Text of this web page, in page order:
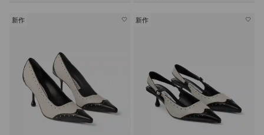
新作 新作